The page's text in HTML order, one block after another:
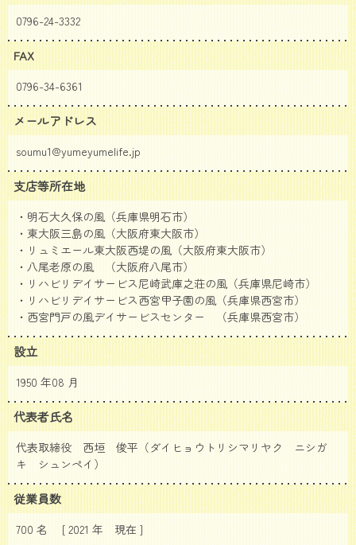
0796-24-3332
FAX
0796-34-6361
メールアドレス
soumu1@yumeyumelife.jp
支店等所在地
・明石大久保の風（兵庫県明石市）
・東大阪三島の風（大阪府東大阪市）
・リュミエール東大阪西堤の風（大阪府東大阪市）
・八尾老原の風 （大阪府八尾市）
・リハビリデイサービス尼崎武庫之荘の風（兵庫県尼崎市）
・リハビリデイサービス西宮甲子園の風（兵庫県西宮市）
・西宮門戸の風デイサービスセンター （兵庫県西宮市）
設立
1950 年08 月
代表者氏名
代表取締役 西垣 俊平（ダイヒョウトリシマリヤク ニシガ
キ シュンペイ）
従業員数
700 名 [ 2021 年 現在 ]